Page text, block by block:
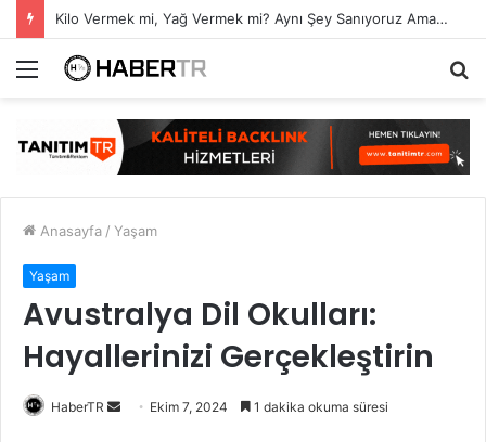
Kilo Vermek mi, Yağ Vermek mi? Aynı Şey Sanıyoruz Ama Değil!
Menü
Anasayfa / Yaşam
Yaşam
Avustralya Dil Okulları:
Hayallerinizi Gerçekleştirin
HaberTR
Bir
Ekim 7, 2024 1 dakika okuma süresi